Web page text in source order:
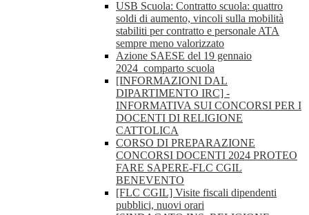
USB Scuola: Contratto scuola: quattro
soldi di aumento, vincoli sulla mobilità
stabiliti per contratto e personale ATA
sempre meno valorizzato
Azione SAESE del 19 gennaio
2024_comparto scuola
[INFORMAZIONI DAL
DIPARTIMENTO IRC] -
INFORMATIVA SUI CONCORSI PER I
DOCENTI DI RELIGIONE
CATTOLICA
CORSO DI PREPARAZIONE
CONCORSI DOCENTI 2024 PROTEO
FARE SAPERE-FLC CGIL
BENEVENTO
[FLC CGIL] Visite fiscali dipendenti
pubblici, nuovi orari